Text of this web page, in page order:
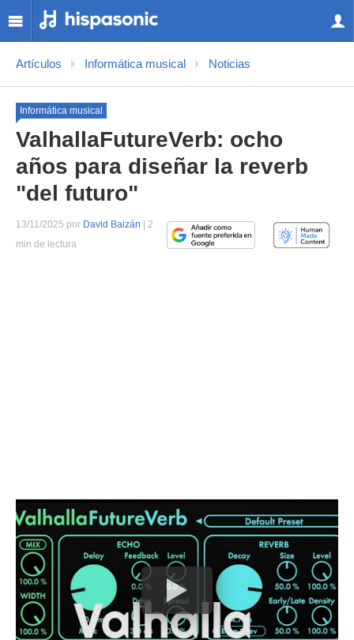
Artículos Informática musical Noticias
Informática musical
ValhallaFutureVerb: ocho
años para diseñar la reverb
"del futuro"
13/11/2025 por David Baizán | 2
min de lectura